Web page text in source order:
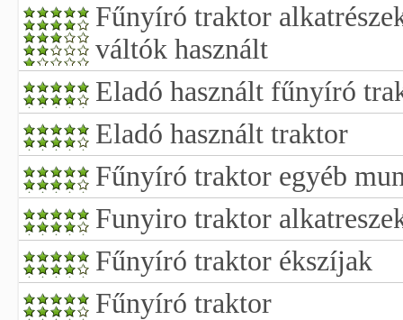
Fűnyíró traktor
váltók használt
Eladó használt fűnyíró
Eladó használt traktor
Fűnyíró traktor egyéb
Funyiro traktor
Fűnyíró traktor ékszíjak
Fűnyíró traktor